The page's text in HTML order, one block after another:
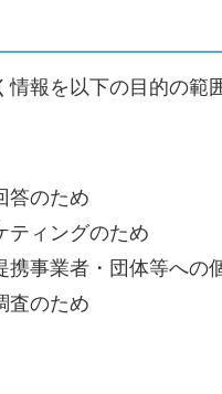
報を以下の目的の範
答のため
ティングのため
携事業者・団体等への
査のため